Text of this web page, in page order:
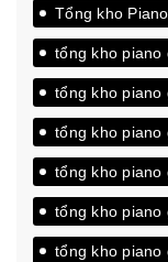
Tổng kho
tổng kho piano
tổng kho piano
tổng kho piano
tổng kho piano
tổng kho piano
tổng kho piano